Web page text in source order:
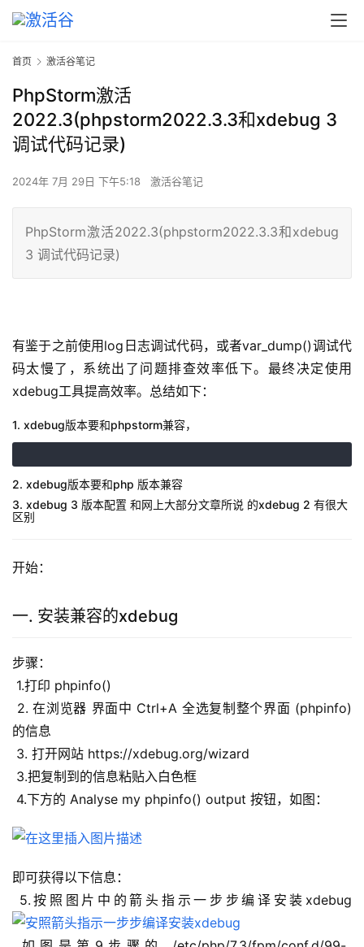
首页 激活谷笔记
PhpStorm激活
2022.3(phpstorm2022.3.3和xdebug 3
调试代码记录)
2024年 7月 29日 下午5:18 激活谷笔记
PhpStorm激活2022.3(phpstorm2022.3.3和xdebug
3 调试代码记录)
有鉴于之前使用log日志调试代码，或者var_dump()调试代
码太慢了，系统出了问题排查效率低下。最终决定使用
xdebug工具提高效率。总结如下：
1. xdebug版本要和phpstorm兼容，
2. xdebug版本要和php 版本兼容
3. xdebug 3 版本配置 和网上大部分文章所说 的xdebug 2 有很大
区别
开始：
一. 安装兼容的xdebug
步骤：
1.打印 phpinfo()
的信息
3. 打开网站 https://xdebug.org/wizard
3.把复制到的信息粘贴入白色框
4.下方的 Analyse my phpinfo() output 按钮，如图：
即可获得以下信息：
5.按照图片中的箭头指示一步步编译安装xdebug